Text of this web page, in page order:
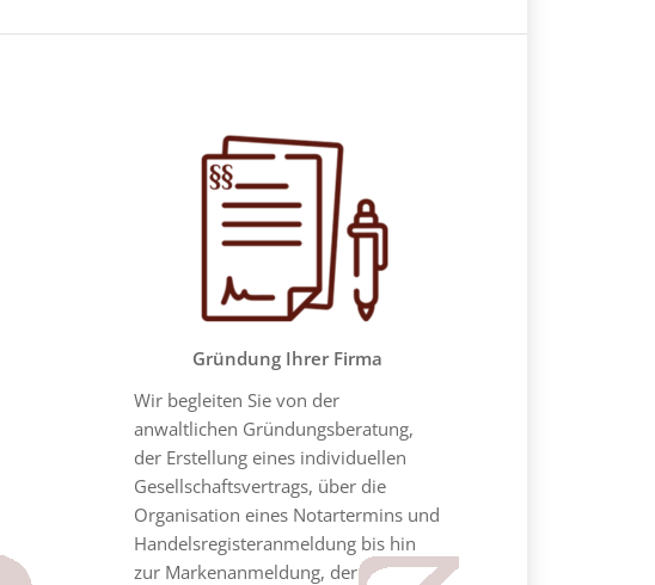
Gründung Ihrer Firma
Wir begleiten Sie von der
anwaltlichen Gründungsberatung,
der Erstellung eines individuellen
Gesellschaftsvertrags, über die
Organisation eines Notartermins und
Handelsregisteranmeldung bis hin
zur Markenanmeldung, der